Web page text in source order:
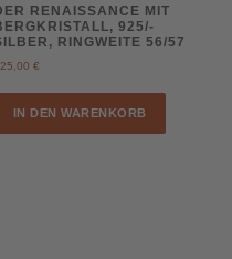
RENAISSANCE MIT
925/-
RINGWEITE 56/57
€
IN DEN WARENKORB